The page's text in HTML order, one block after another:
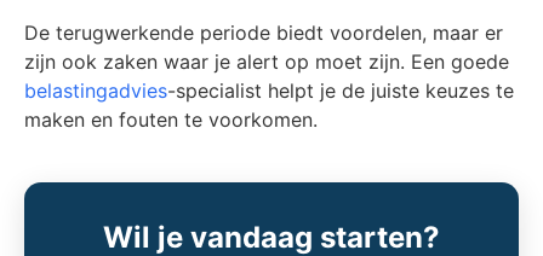
De terugwerkende periode biedt voordelen, maar er
zijn ook zaken waar je alert op moet zijn. Een goede
belastingadvies-specialist helpt je de juiste keuzes te
maken en fouten te voorkomen.
Wil je vandaag starten?